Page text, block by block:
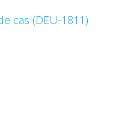
cas (DEU-1811)